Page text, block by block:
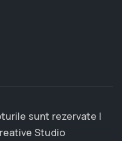
sunt rezervate |
Studio